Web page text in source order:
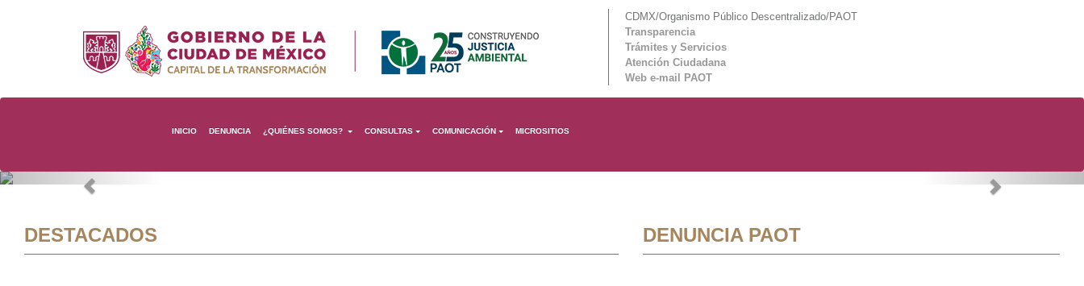
CDMX/Organismo Público Descentralizado/PAOT
Transparencia
Trámites y Servicios
Atención Ciudadana
Web e-mail PAOT
INICIO DENUNCIA ¿QUIÉNES SOMOS? CONSULTAS COMUNICACIÓN MICROSITIOS
Previous Next
DESTACADOS DENUNCIA PAOT